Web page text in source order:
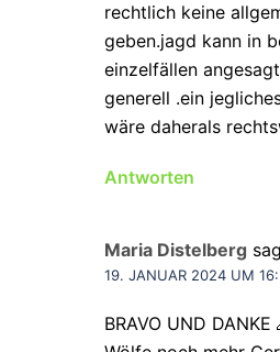
rechtlich keine
geben.jagd kann in
einzelfällen
generell .ein
wäre daherals
Antworten
Maria Distelberg
19. JANUAR 2024 UM
BRAVO UND